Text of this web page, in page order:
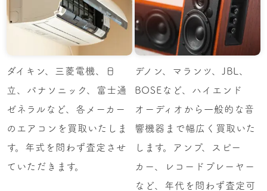
ダイキン、三菱電機、日
立、パナソニック、富士通
ゼネラルなど、各メーカー
のエアコンを買取いたしま
す。年式を問わず査定させ
ていただきます。
デノン、マランツ、JBL、
BOSEなど、ハイエンド
オーディオから一般的な音
響機器まで幅広く買取いた
します。アンプ、スピー
カー、レコードプレーヤー
など、年代を問わず査定可